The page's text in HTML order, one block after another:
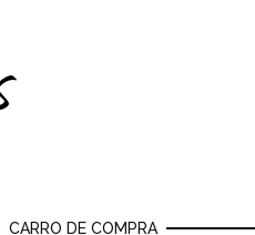
CARRO DE COMPRA